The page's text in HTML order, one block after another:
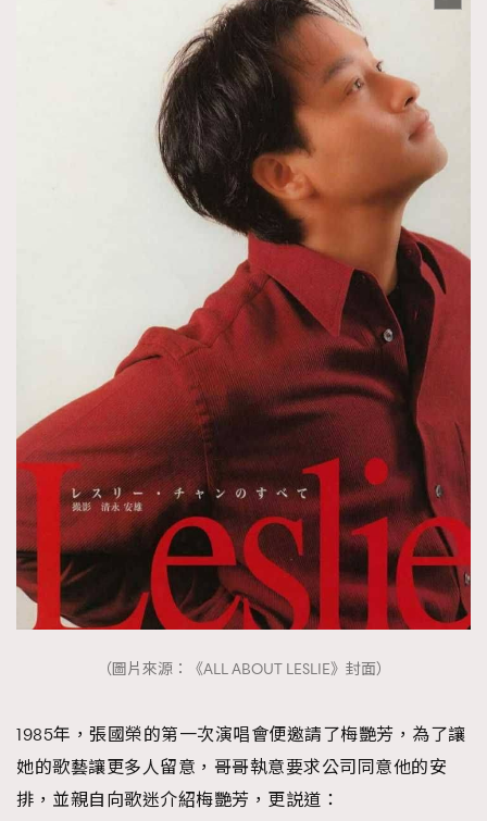
（圖片來源：《ALL ABOUT LESLIE》封面）
1985年，張國榮的第一次演唱會便邀請了梅艷芳，為了讓
她的歌藝讓更多人留意，哥哥執意要求公司同意他的安
排，並親自向歌迷介紹梅艷芳，更説道：